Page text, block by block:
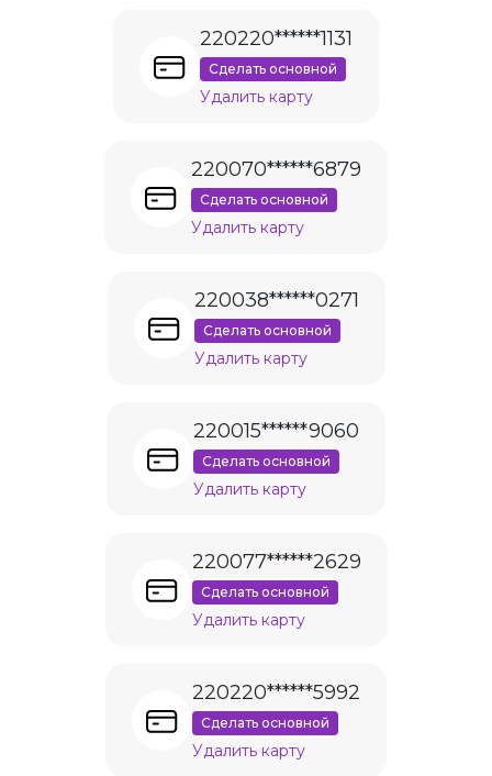
220220******1131
Сделать основной
Удалить карту
220070******6879
Сделать основной
Удалить карту
220038******0271
Сделать основной
Удалить карту
220015******9060
Сделать основной
Удалить карту
220077******2629
Сделать основной
Удалить карту
220220******5992
Сделать основной
Удалить карту